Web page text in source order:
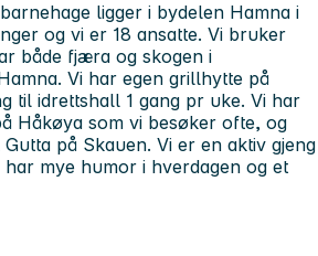
ligger i bydelen Hamna i
og vi er 18 ansatte. Vi bruker
både fjæra og skogen i
Vi har egen grillhytte på
til idrettshall 1 gang pr uke. Vi har
Håkøya som vi besøker ofte, og
på Skauen. Vi er en aktiv gjeng
mye humor i hverdagen og et